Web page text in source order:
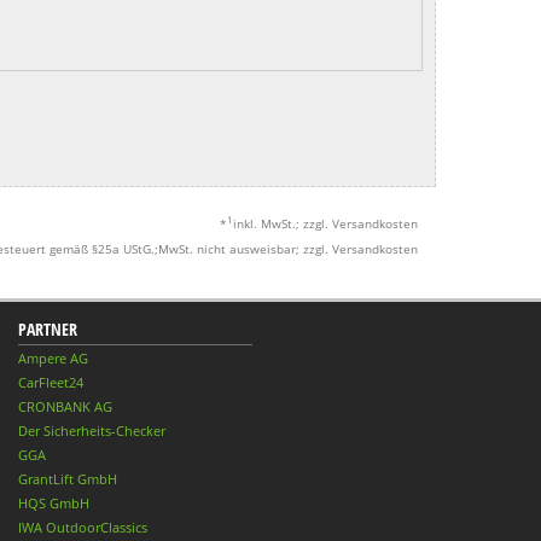
* 1 inkl. MwSt.; zzgl. Versandkosten
gemäß §25a UStG.;MwSt. nicht ausweisbar; zzgl. Versandkosten
PARTNER
Ampere AG
CarFleet24
CRONBANK AG
Der Sicherheits-Checker
GGA
GrantLift GmbH
HQS GmbH
IWA OutdoorClassics